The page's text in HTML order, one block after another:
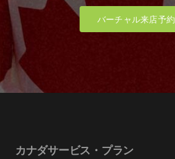
バーチャル来店予約
カナダサービス・プラン